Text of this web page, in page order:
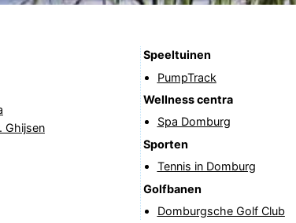
Ghijsen
Speeltuinen
PumpTrack
Wellness centra
Spa Domburg
Sporten
Tennis in Domburg
Golfbanen
Domburgsche Golf Club